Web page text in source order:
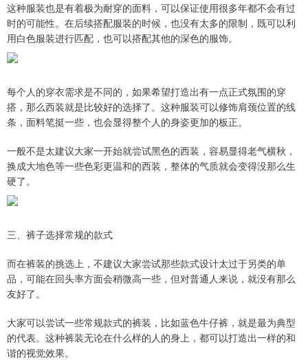
这种服装也是有着极为耐穿的面料，可以保证使用很多年都不会有过
时的可能性。在后续搭配服装的时候，也没有太多的限制，既可以利
用白色服装进行匹配，也可以搭配其他的深色的服饰。
每个人的穿衣需求是不同的，如果希望打造出有一点正式氛围的穿
搭，那么西装就是比较好的选择了。这种服装可以修饰肩颈位置的线
条，面料笔挺一些，也会显得整个人的身姿更加的板正。
一般不是太建议大家一开始就尝试黑色的西装，容易显得老气横秋，
换成大地色等一些色彩更温和的西装，整体的气质就会变得没那么生
硬了。
三、裤子选择常规的款式
而在裤装的挑选上，不建议大家尝试那些款式设计太过于另类的单
品，可能在回头率方面会稍微高一些，但对普通人来说，就没有那么
友好了。
大家可以尝试一些常规款式的裤装，比如蓝色牛仔裤，就是最为典型
的代表。这种裤装无论在什么样的人的身上，都可以打造出一样的和
谐的视觉效果。